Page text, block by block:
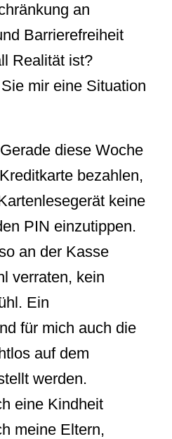
an
Barrierefreiheit
Realität ist?
mir eine Situation
Gerade diese Woche
bezahlen,
keine
PIN einzutippen.
an der Kasse
verraten, kein
Ein
für mich auch die
auf dem
werden.
eine Kindheit
meine Eltern,